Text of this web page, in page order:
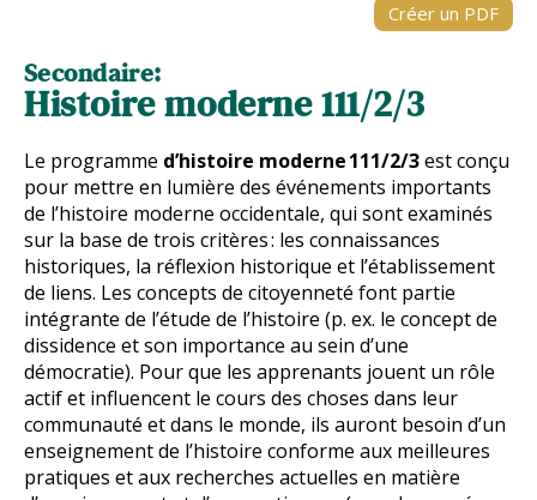
Créer un PDF
Secondaire:
Histoire moderne 111/2/3
Le programme d’histoire moderne 111/2/3est conçu
pour mettre en lumière des événements importants
de l’histoire moderne occidentale, qui sont examinés
sur la base de trois critères : les connaissances
historiques, la réflexion historique et l’établissement
de liens. Les concepts de citoyenneté font partie
intégrante de l’étude de l’histoire (p. ex. le concept de
dissidence et son importance au sein d’une
démocratie). Pour que les apprenants jouent un rôle
actif et influencent le cours des choses dans leur
communauté et dans le monde, ils auront besoin d’un
enseignement de l’histoire conforme aux meilleures
pratiques et aux recherches actuelles en matière